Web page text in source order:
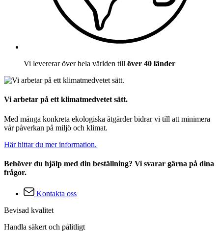
Vi levererar över hela världen till över 40 länder
Vi arbetar på ett klimatmedvetet sätt.
Med många konkreta ekologiska åtgärder bidrar vi till att minimera
vår påverkan på miljö och klimat.
Här hittar du mer information.
Behöver du hjälp med din beställning? Vi svarar gärna på dina
frågor.
Kontakta oss
Bevisad kvalitet
Handla säkert och pålitligt